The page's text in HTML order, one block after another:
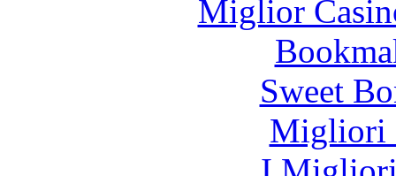
Miglior
Sweet
Migliori